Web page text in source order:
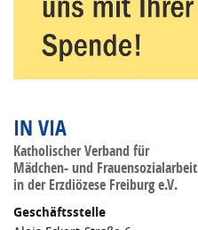
IN VIA
Katholischer Verband für
Mädchen- und Frauensozialarbeit
in der Erzdiözese Freiburg e.V.
Geschäftsstelle